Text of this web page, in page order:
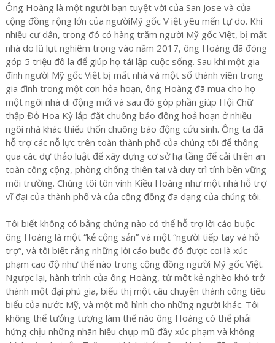
Ông Hoàng là một người bạn tuyệt vời của San Jose và của
cộng đồng rộng lớn của ngườiMỹ gốc V iệt yêu mến tự do. Khi
nhiều cư dân, trong đó có hàng trăm người Mỹ gốc Việt, bị mất
nhà do lũ lụt nghiêm trọng vào năm 2017, ông Hoàng đã đóng
góp 5 triệu đô la để giúp họ tái lập cuộc sống. Sau khi một gia
đình người Mỹ gốc Việt bị mất nhà và một số thành viên trong
gia đình trong một cơn hỏa hoạn, ông Hoàng đã mua cho họ
một ngôi nhà di động mới và sau đó góp phần giúp Hội Chữ
thập Đỏ Hoa Kỳ lắp đặt chuông báo động hoả hoạn ở nhiều
ngôi nhà khác thiếu thốn chuông báo động cứu sinh. Ông ta đã
hỗ trợ các nỗ lực trên toàn thành phố của chúng tôi để thông
qua các dự thảo luật để xây dựng cơ sở hạ tầng để cải thiện an
toàn công cộng, phòng chống thiên tai và duy trì tính bền vững
môi trường. Chúng tôi tôn vinh Kiều Hoàng như một nhà hỗ trợ
vĩ đại của thành phố và của cộng đồng đa dạng của chúng tôi.
Tôi biết không có bằng chứng nào có thể hỗ trợ lời cáo buộc
ông Hoàng là một “kẻ cộng sản” và một “người tiếp tay và hỗ
trợ”, và tôi biết rằng những lời cáo buộc đó được coi là xúc
phạm cao độ như thế nào trong cộng đồng người Mỹ gốc Việt.
Ngược lại, hành trình của ông Hoàng, từ một kẻ nghèo khó trở
thành một đại phú gia, biểu thị một câu chuyện thành công tiêu
biểu của nước Mỹ, và một mô hình cho những người khác. Tôi
không thể tưởng tượng làm thế nào ông Hoàng có thể phải
hứng chịu những nhãn hiệu chụp mũ đầy xúc phạm và không